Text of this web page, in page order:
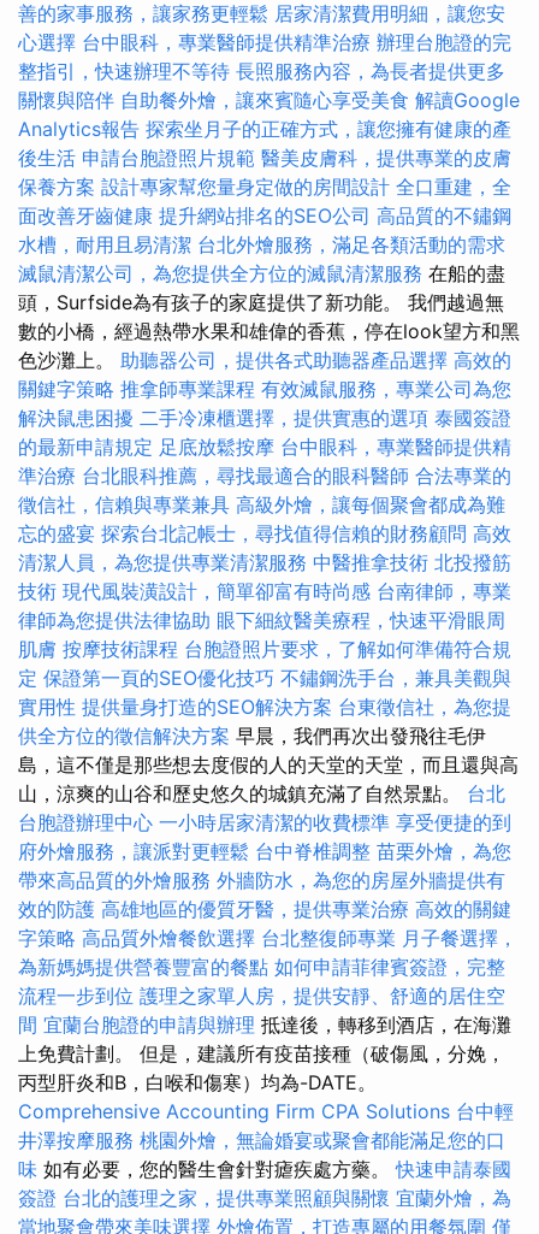
善的家事服務，讓家務更輕鬆 居家清潔費用明細，讓您安
心選擇 台中眼科，專業醫師提供精準治療 辦理台胞證的完
整指引，快速辦理不等待 長照服務內容，為長者提供更多
關懷與陪伴 自助餐外燴，讓來賓隨心享受美食 解讀Google
Analytics報告 探索坐月子的正確方式，讓您擁有健康的產
後生活 申請台胞證照片規範 醫美皮膚科，提供專業的皮膚
保養方案 設計專家幫您量身定做的房間設計 全口重建，全
面改善牙齒健康 提升網站排名的SEO公司 高品質的不鏽鋼
水槽，耐用且易清潔 台北外燴服務，滿足各類活動的需求
滅鼠清潔公司，為您提供全方位的滅鼠清潔服務 在船的盡
頭，Surfside為有孩子的家庭提供了新功能。 我們越過無
數的小橋，經過熱帶水果和雄偉的香蕉，停在look望方和黑
色沙灘上。 助聽器公司，提供各式助聽器產品選擇 高效的
關鍵字策略 推拿師專業課程 有效滅鼠服務，專業公司為您
解決鼠患困擾 二手冷凍櫃選擇，提供實惠的選項 泰國簽證
的最新申請規定 足底放鬆按摩 台中眼科，專業醫師提供精
準治療 台北眼科推薦，尋找最適合的眼科醫師 合法專業的
徵信社，信賴與專業兼具 高級外燴，讓每個聚會都成為難
忘的盛宴 探索台北記帳士，尋找值得信賴的財務顧問 高效
清潔人員，為您提供專業清潔服務 中醫推拿技術 北投撥筋
技術 現代風裝潢設計，簡單卻富有時尚感 台南律師，專業
律師為您提供法律協助 眼下細紋醫美療程，快速平滑眼周
肌膚 按摩技術課程 台胞證照片要求，了解如何準備符合規
定 保證第一頁的SEO優化技巧 不鏽鋼洗手台，兼具美觀與
實用性 提供量身打造的SEO解決方案 台東徵信社，為您提
供全方位的徵信解決方案 早晨，我們再次出發飛往毛伊
島，這不僅是那些想去度假的人的天堂的天堂，而且還與高
山，涼爽的山谷和歷史悠久的城鎮充滿了自然景點。 台北
台胞證辦理中心 一小時居家清潔的收費標準 享受便捷的到
府外燴服務，讓派對更輕鬆 台中脊椎調整 苗栗外燴，為您
帶來高品質的外燴服務 外牆防水，為您的房屋外牆提供有
效的防護 高雄地區的優質牙醫，提供專業治療 高效的關鍵
字策略 高品質外燴餐飲選擇 台北整復師專業 月子餐選擇，
為新媽媽提供營養豐富的餐點 如何申請菲律賓簽證，完整
流程一步到位 護理之家單人房，提供安靜、舒適的居住空
間 宜蘭台胞證的申請與辦理 抵達後，轉移到酒店，在海灘
上免費計劃。 但是，建議所有疫苗接種（破傷風，分娩，
丙型肝炎和B，白喉和傷寒）均為-DATE。
Comprehensive Accounting Firm CPA Solutions 台中輕
井澤按摩服務 桃園外燴，無論婚宴或聚會都能滿足您的口
味 如有必要，您的醫生會針對瘧疾處方藥。快速申請泰國
簽證 台北的護理之家，提供專業照顧與關懷 宜蘭外燴，為
當地聚會帶來美味選擇 外燴佈置，打造專屬的用餐氛圍 僅